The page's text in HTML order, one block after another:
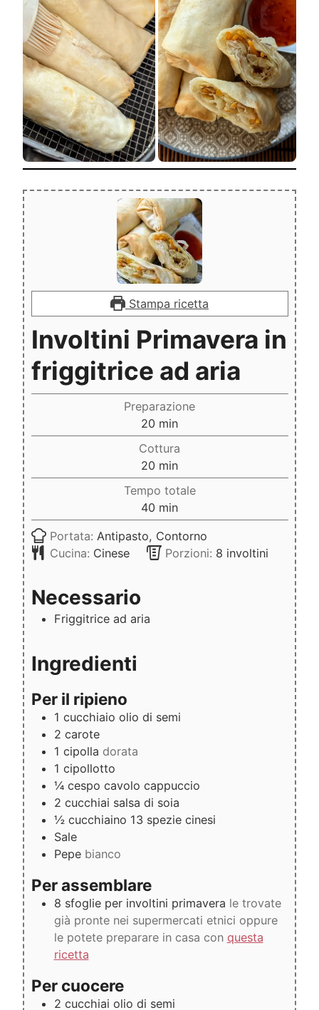
Stampa ricetta
Involtini Primavera in
friggitrice ad aria
Preparazione
20 minuti
min
Cottura
20 minuti
min
Tempo totale
40 minuti
min
Portata: Antipasto, Contorno
Cucina: Cinese Porzioni: 8 involtini
Necessario
Friggitrice ad aria
Ingredienti
Per il ripieno
1 cucchiaio olio di semi
2 carote
1 cipolla dorata
1 cipollotto
¼ cespo cavolo cappuccio
2 cucchiai salsa di soia
½ cucchiaino 13 spezie cinesi
Sale
Pepe bianco
Per assemblare
8 sfoglie per involtini primavera le trovate
già pronte nei supermercati etnici oppure
le potete preparare in casa con questa
ricetta
Per cuocere
2 cucchiai olio di semi